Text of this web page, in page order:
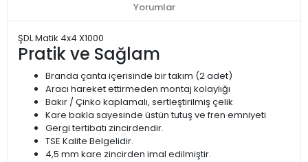
Yorumlar
ŞDL Matik 4x4 X1000
Pratik ve Sağlam
Branda çanta içerisinde bir takım (2 adet)
Aracı hareket ettirmeden montaj kolaylığı
Bakır / Çinko kaplamalı, sertleştirilmiş çelik
Kare bakla sayesinde üstün tutuş ve fren emniyeti
Gergi tertibatı zincirdendir.
TSE Kalite Belgelidir.
4,5 mm kare zincirden imal edilmiştir.